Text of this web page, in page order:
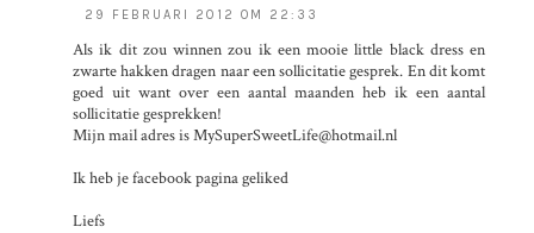
29 FEBRUARI 2012 OM 22:33
Als ik dit zou winnen zou ik een mooie little black dress en
zwarte hakken dragen naar een sollicitatie gesprek. En dit komt
goed uit want over een aantal maanden heb ik een aantal
sollicitatie gesprekken!
Mijn mail adres is MySuperSweetLife@hotmail.nl
Ik heb je facebook pagina geliked
Liefs